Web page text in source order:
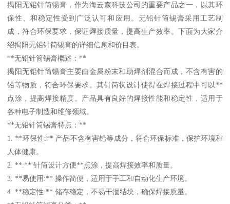
揭阳无铅针筒锡膏，作为海云森科技公司的重要产品之一，以其环
保性、和稳定性受到广泛认可和应用。无铅针筒锡膏采用工艺制
成，符合环保要求，保证焊接质量，提高生产效率。下面为大家介
绍揭阳无铅针筒锡膏的详细信息和价目表。
**无铅针筒锡膏概述：**
揭阳无铅针筒锡膏主要由金属粉末和助焊剂混合而成，不含有害的
铅等物质，符合环保要求。其针筒状设计使得在焊接过程中可以**
点涂，提高焊接精度。产品具有良好的焊接性能和稳定性，适用于
各种电子制造和维修领域。
**无铅针筒锡膏特点：**
1. **环保性:** 产品不含有害铅等成分，符合环保标准，保护环境和
人体健康。
2. **:** 针筒设计方便**点涂，提高焊接效率和质量。
3. **易使用:** 操作简便，适用于手工和自动化生产环境。
4. **稳定性:** 储存稳定，不易干涸结块，确保焊接质量。